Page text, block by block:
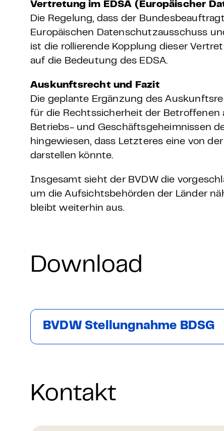
Vertretung im EDSA (Europäischer
Die Regelung, dass der
Europäischen Datenschutzausschuss
ist die rollierende Kopplung dieser
auf die Bedeutung des EDSA.
Auskunftsrecht und Fazit
Die geplante Ergänzung des
für die Rechtssicherheit der Betroffenen
Betriebs- und Geschäftsgeheimnissen
hingewiesen, dass Letzteres eine von
darstellen könnte.
Insgesamt sieht der BVDW die
um die Aufsichtsbehörden der Länder
bleibt weiterhin aus.
Download
BVDW Stellungnahme BDSG
Kontakt